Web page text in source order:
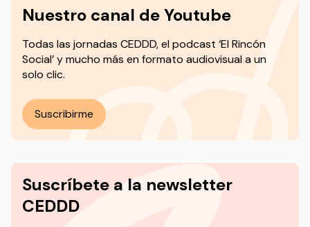
Nuestro canal de Youtube
Todas las jornadas CEDDD, el podcast ‘El Rincón
Social’ y mucho más en formato audiovisual a un
solo clic.
Suscribirme
Suscríbete a la newsletter
CEDDD